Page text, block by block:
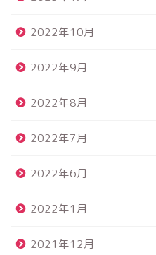
2022年10月
2022年9月
2022年8月
2022年7月
2022年6月
2022年1月
2021年12月